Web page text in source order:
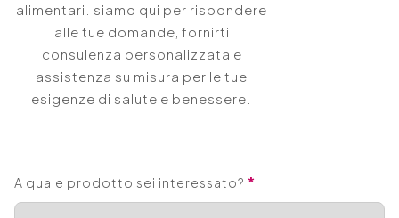
alimentari. siamo qui per rispondere
alle tue domande, fornirti
consulenza personalizzata e
assistenza su misura per le tue
esigenze di salute e benessere.
A quale prodotto sei interessato? *